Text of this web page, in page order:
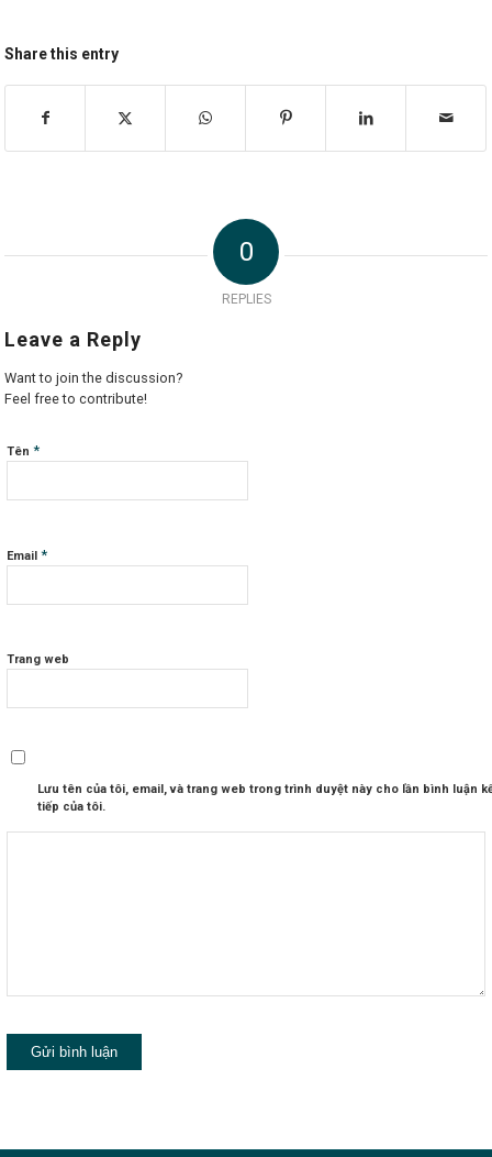
Share this entry
0
REPLIES
Leave a Reply
Want to join the discussion?
Feel free to contribute!
Tên*
Email*
Trang web
Lưu tên của tôi, email, và trang web trong trình duyệt này cho lần bình luận
tiếp của tôi.